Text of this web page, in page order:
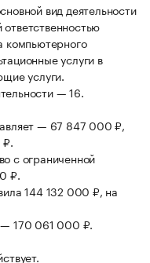
вид деятельности
компьютерного
услуги в
услуги.
— 16.
— 67 847 000 ₽,
₽.
с ограниченной
₽.
144 132 000 ₽, на
— 170 061 000 ₽.